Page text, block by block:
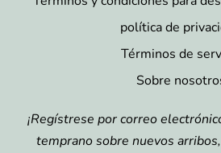
política de
Términos de
Sobre
¡Regístrese por correo
temprano sobre nuevos